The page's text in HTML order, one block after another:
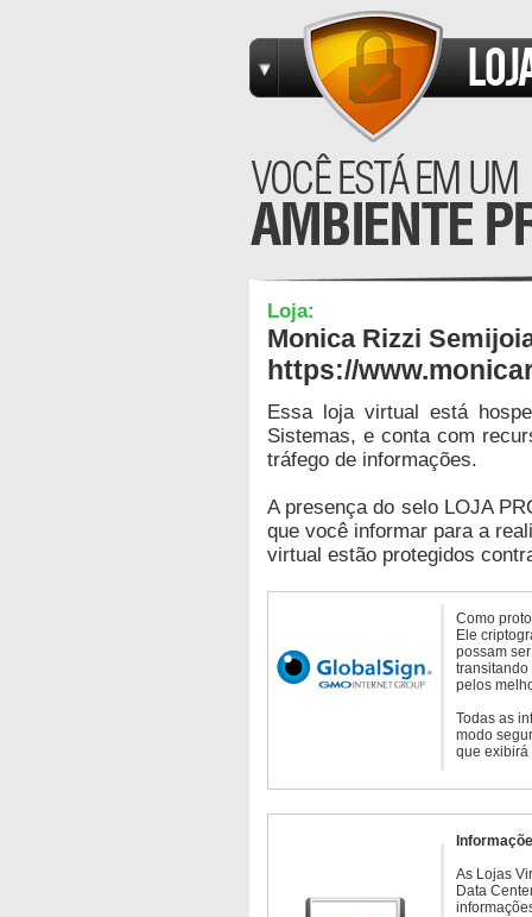
Loja:
Monica Rizzi
https://
Essa loja virtual está
Sistemas, e conta com
tráfego de informações.
A presença do selo LOJA
que você informar para a
virtual estão protegidos
Como
Ele
possam
transitando
pelos
Todas as
modo
que exibirá
As Lojas
Data